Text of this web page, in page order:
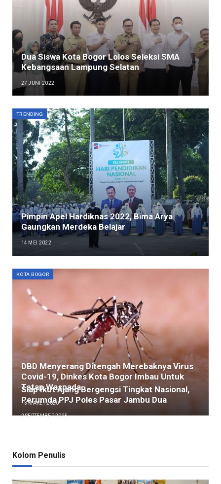
Dua Siswa Kota Bogor Lolos Seleksi SMA
Kebangsaan Lampung Selatan
27 JUNI 2022
TRENDING
Pimpin Apel Hardiknas 2022, Bima Arya
Gaungkan Merdeka Belajar
14 MEI 2022
KOTA BOGOR
DBD Menyerang Ditengah Merebaknya Virus
Covid-19, Dinkes Kota Bogor Imbau Untuk
Tetap Waspada
13 MARET 2020
Siap Ikut Ajang Bergengsi Tingkat Nasional,
Perumda PPJ Poles Pasar Jambu Dua
2 SEPTEMBER 2025
Kolom Penulis